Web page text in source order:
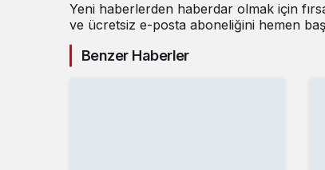
Yeni haberlerden haberdar olmak için
ve ücretsiz e-posta aboneliğini hemen
Benzer Haberler